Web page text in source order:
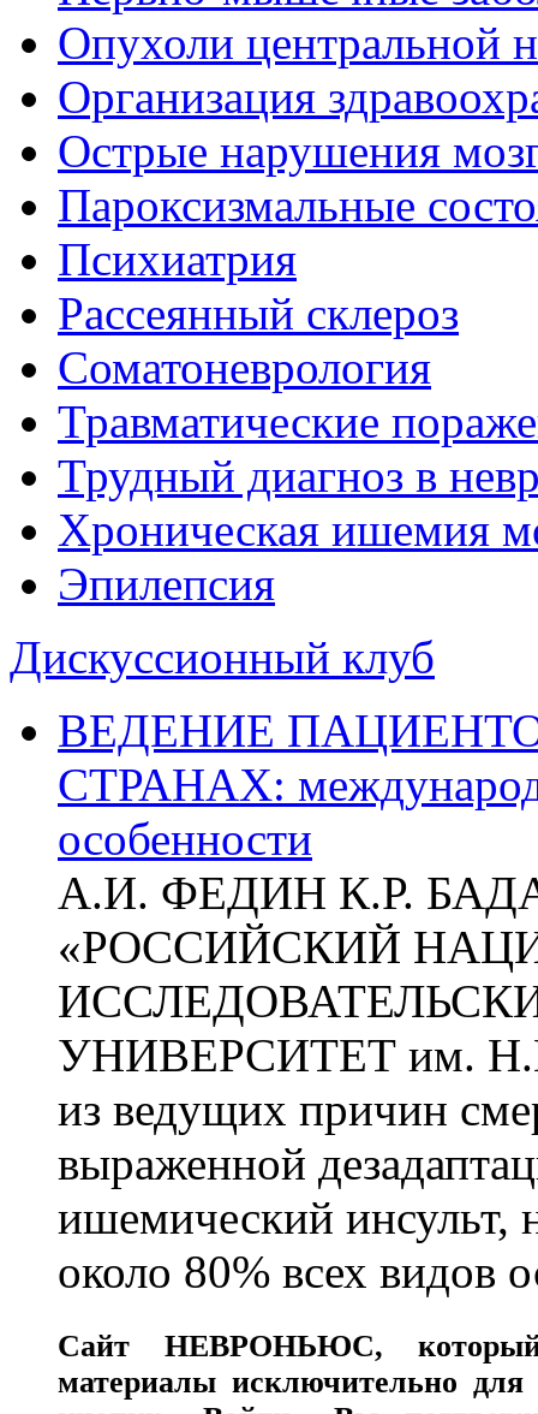
Опухоли центральной
Организация
Острые нарушения
Пароксизмальные
Психиатрия
Рассеянный склероз
Соматоневрология
Травматические
Трудный диагноз в
Хроническая ишемия
Эпилепсия
Дискуссионный клуб
ВЕДЕНИЕ
СТРАНАХ:
особенности
А.И. ФЕДИН К.Р.
«РОССИЙСКИЙ
УНИВЕРСИТЕТ им.
из ведущих причин
выраженной
ишемический инсульт,
около 80% всех видов
СайтНЕВРОНЬЮС,
материалы исключительно для